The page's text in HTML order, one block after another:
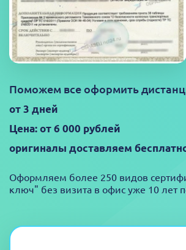
Поможем все оформить
от 3 дней
Цена: от 6 000 рублей
оригиналы доставляем
Оформляем более 250 видов
ключ" без визита в офис уже 10 лет